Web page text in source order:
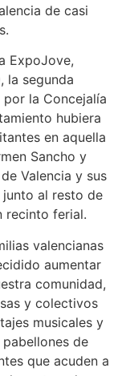
de casi
ExpoJove,
la segunda
la Concejalía
hubiera
en aquella
Sancho y
Valencia y sus
al resto de
recinto ferial.
valencianas
aumentar
comunidad,
y colectivos
musicales y
pabellones de
que acuden a